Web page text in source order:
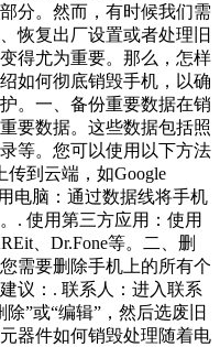
分。然而，有时候我们需
恢复出厂设置或者处理旧
得尤为重要。那么，怎样
如何彻底销毁手机，以确
。一、备份重要数据在销
要数据。这些数据包括照
等。您可以使用以下方法
到云端，如Google
电脑：通过数据线将手机
. 使用第三方应用：使用
、Dr.Fone等。二、删
需要删除手机上的所有个
议：. 联系人：进入联系
”或“编辑”，然后选废旧
器件如何销毁处理随着电